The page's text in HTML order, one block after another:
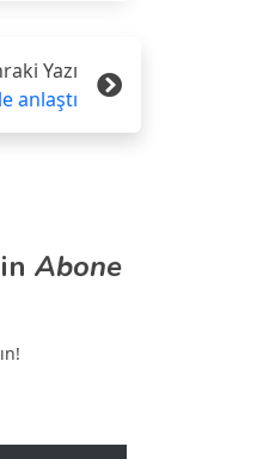
Yazı
anlaştı
Abone